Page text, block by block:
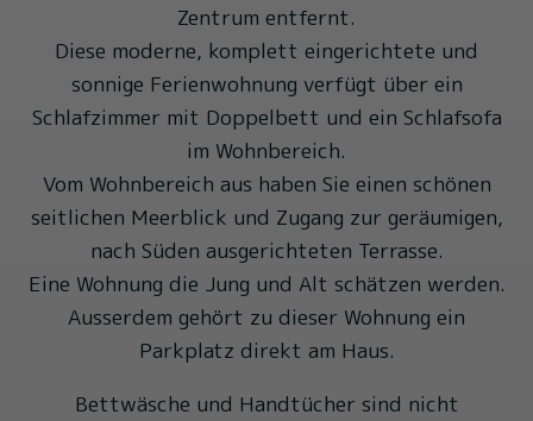
Zentrum entfernt.
Diese moderne, komplett eingerichtete und
sonnige Ferienwohnung verfügt über ein
Schlafzimmer mit Doppelbett und ein Schlafsofa
im Wohnbereich.
Vom Wohnbereich aus haben Sie einen schönen
seitlichen Meerblick und Zugang zur geräumigen,
nach Süden ausgerichteten Terrasse.
Eine Wohnung die Jung und Alt schätzen werden.
Ausserdem gehört zu dieser Wohnung ein
Parkplatz direkt am Haus.
Bettwäsche und Handtücher sind nicht